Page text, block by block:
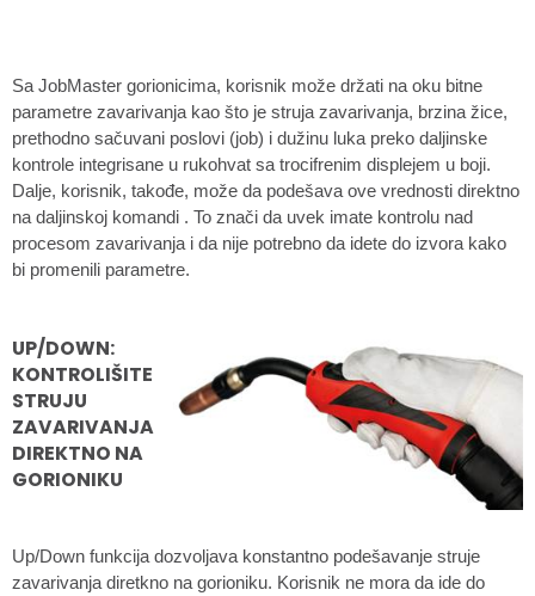
Sa JobMaster gorionicima, korisnik može držati na oku bitne
parametre zavarivanja kao što je struja zavarivanja, brzina žice,
prethodno sačuvani poslovi (job) i dužinu luka preko daljinske
kontrole integrisane u rukohvat sa trocifrenim displejem u boji.
Dalje, korisnik, takođe, može da podešava ove vrednosti direktno
na daljinskoj komandi . To znači da uvek imate kontrolu nad
procesom zavarivanja i da nije potrebno da idete do izvora kako
bi promenili parametre.
UP/DOWN:
KONTROLIŠITE
STRUJU
ZAVARIVANJA
DIREKTNO NA
GORIONIKU
Up/Down funkcija dozvoljava konstantno podešavanje struje
zavarivanja diretkno na gorioniku. Korisnik ne mora da ide do